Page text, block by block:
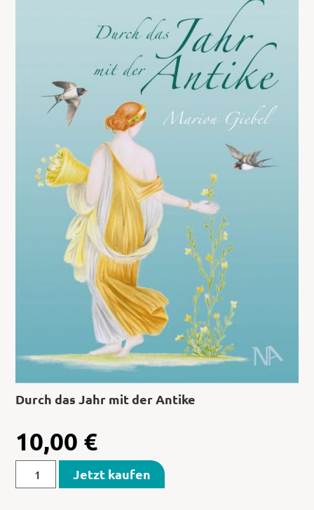
Durch das Jahr mit der Antike
10,00 €
Jetzt kaufen